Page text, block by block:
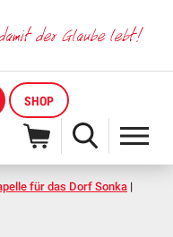
SHOP
für das Dorf Sonka |